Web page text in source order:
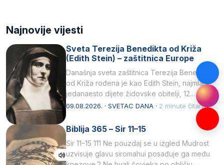
Najnovije vijesti
Sveta Terezija Benedikta od Križa
(Edith Stein) – zaštitnica Europe
Današnja sveta zaštitnica Terezija Benedikta
od Križa rođena je kao Edith Stein, najmlađe,
jedanaesto dijete židovske obitelji, 12.
listopada 1891, u Wrocławu…
09.08.2026. · SVETAC DANA · 2 minute čitanja
Biblija 365 – Sir 11–15
Sir 11–15 111 Ne pouzdaj se u izgled Mudrost
uzvisuje glavu siromahui posađuje ga među